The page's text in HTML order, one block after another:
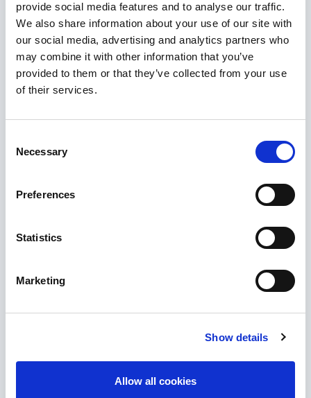
provide social media features and to analyse our traffic.
We also share information about your use of our site with
our social media, advertising and analytics partners who
may combine it with other information that you’ve
provided to them or that they’ve collected from your use
of their services.
Selection
Necessary
Preferences
Statistics
Marketing
Show details
Allow all cookies
Als wiskundige optimalisatie-experts kunnen wij
specifieke situatie. Gurobi biedt een moderne wiskundige
Decide4AI is een gecertificeerde Gurobi-partner.
Bij Decide4AI zijn we experts in wiskundige optimalisatie